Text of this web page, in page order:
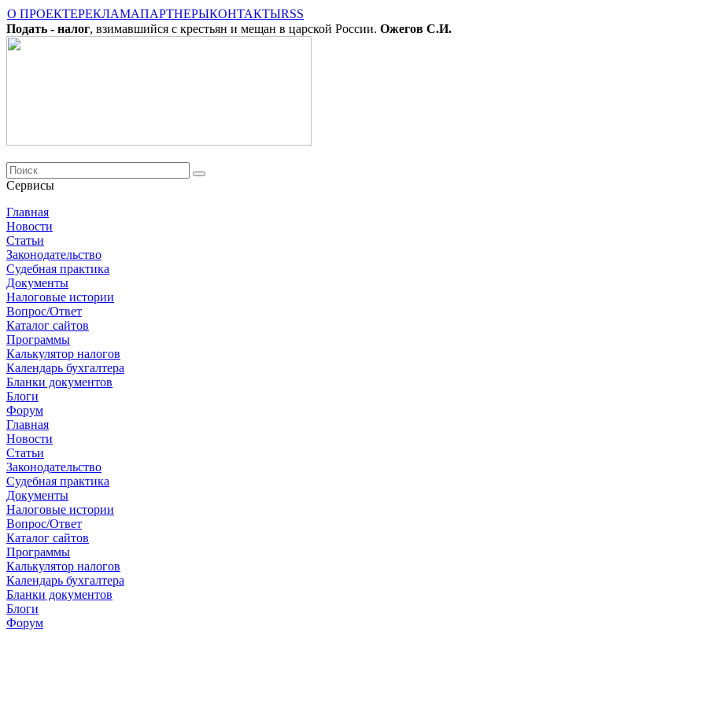
О ПРОЕКТЕРЕКЛАМАПАРТНЕРЫКОНТАКТЫRSS
Подать - налог, взимавшийся с крестьян и мещан в царской России. Ожегов С.И.
Сервисы
Главная
Новости
Cтатьи
Законодательство
Судебная практика
Документы
Налоговые истории
Вопрос/Ответ
Каталог сайтов
Программы
Калькулятор налогов
Календарь бухгалтера
Бланки документов
Блоги
Форум
Главная
Новости
Cтатьи
Законодательство
Судебная практика
Документы
Налоговые истории
Вопрос/Ответ
Каталог сайтов
Программы
Калькулятор налогов
Календарь бухгалтера
Бланки документов
Блоги
Форум